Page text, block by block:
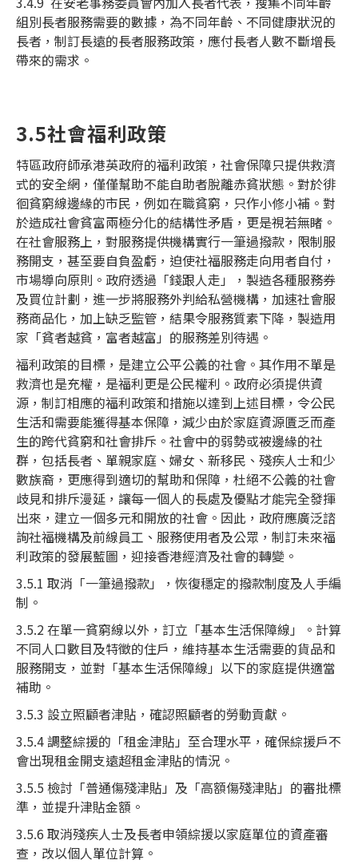
組別長者服務需要的數據，為不同年齡、不同健康狀況的
長者，制訂長遠的長者服務政策，應付長者人數不斷增長
帶來的需求。
3.5社會福利政策
特區政府師承港英政府的福利政策，社會保障只提供救濟
式的安全網，僅僅幫助不能自助者脫離赤貧狀態。對於徘
徊貧窮線邊緣的市民，例如在職貧窮，只作小修小補。對
於造成社會貧富兩極分化的結構性矛盾，更是視若無睹。
在社會服務上，對服務提供機構實行一筆過撥款，限制服
務開支，甚至要自負盈虧，迫使社福服務走向用者自付，
市場導向原則。政府透過「錢跟人走」，製造各種服務券
及買位計劃，進一步將服務外判給私營機構，加速社會服
務商品化，加上缺乏監管，結果令服務質素下降，製造用
家「貧者越貧，富者越富」的服務差別待遇。
福利政策的目標，是建立公平公義的社會。其作用不單是
救濟也是充權，是福利更是公民權利。政府必須提供資
源，制訂相應的福利政策和措施以達到上述目標，令公民
生活和需要能獲得基本保障，減少由於家庭資源匱乏而產
生的跨代貧窮和社會排斥。社會中的弱勢或被邊緣的社
群，包括長者、單親家庭、婦女、新移民、殘疾人士和少
數族裔，更應得到適切的幫助和保障，杜絕不公義的社會
歧見和排斥漫延，讓每一個人的長處及優點才能完全發揮
出來，建立一個多元和開放的社會。因此，政府應廣泛諮
詢社福機構及前線員工、服務使用者及公眾，制訂未來福
利政策的發展藍圖，迎接香港經濟及社會的轉變。
3.5.1 取消「一筆過撥款」，恢復穩定的撥款制度及人手編
制。
3.5.2 在單一貧窮線以外，訂立「基本生活保障線」。計算
不同人口數目及特徵的住戶，維持基本生活需要的貨品和
服務開支，並對「基本生活保障線」以下的家庭提供適當
補助。
3.5.3 設立照顧者津貼，確認照顧者的勞動貢獻。
3.5.4 調整綜援的「租金津貼」至合理水平，確保綜援戶不
會出現租金開支遠超租金津貼的情況。
3.5.5 檢討「普通傷殘津貼」及「高額傷殘津貼」的審批標
準，並提升津貼金額。
3.5.6 取消殘疾人士及長者申領綜援以家庭單位的資產審
查，改以個人單位計算。